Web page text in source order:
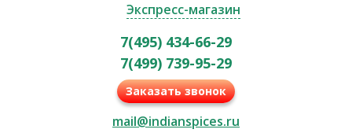
Экспресс-магазин
7(495) 434-66-29
7(499) 739-95-29
Заказать звонок
mail@indianspices.ru